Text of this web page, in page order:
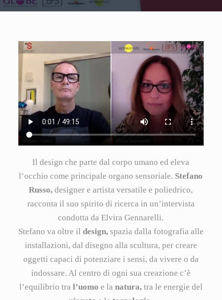
Il design che parte dal corpo umano ed eleva
l’occhio come principale organo sensoriale. Stefano
Russo, designer e artista versatile e poliedrico,
racconta il suo spirito di ricerca in un’intervista
condotta da Elvira Gennarelli.
Stefano va oltre il design,spazia dalla fotografia alle
installazioni, dal disegno alla scultura, per creare
oggetti capaci di potenziare i sensi, da vivere o da
indossare. Al centro di ogni sua creazione c’è
l’equilibrio tra l’uomo e la natura,tra le energie del